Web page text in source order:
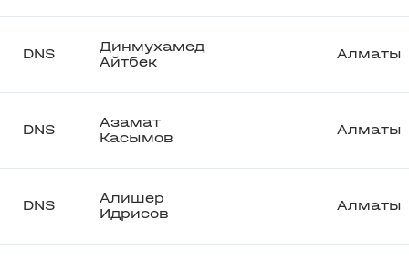
DNS
Динмухамед
Айтбек
Алматы
DNS
Азамат
Касымов
Алматы
DNS
Алишер
Идрисов
Алматы